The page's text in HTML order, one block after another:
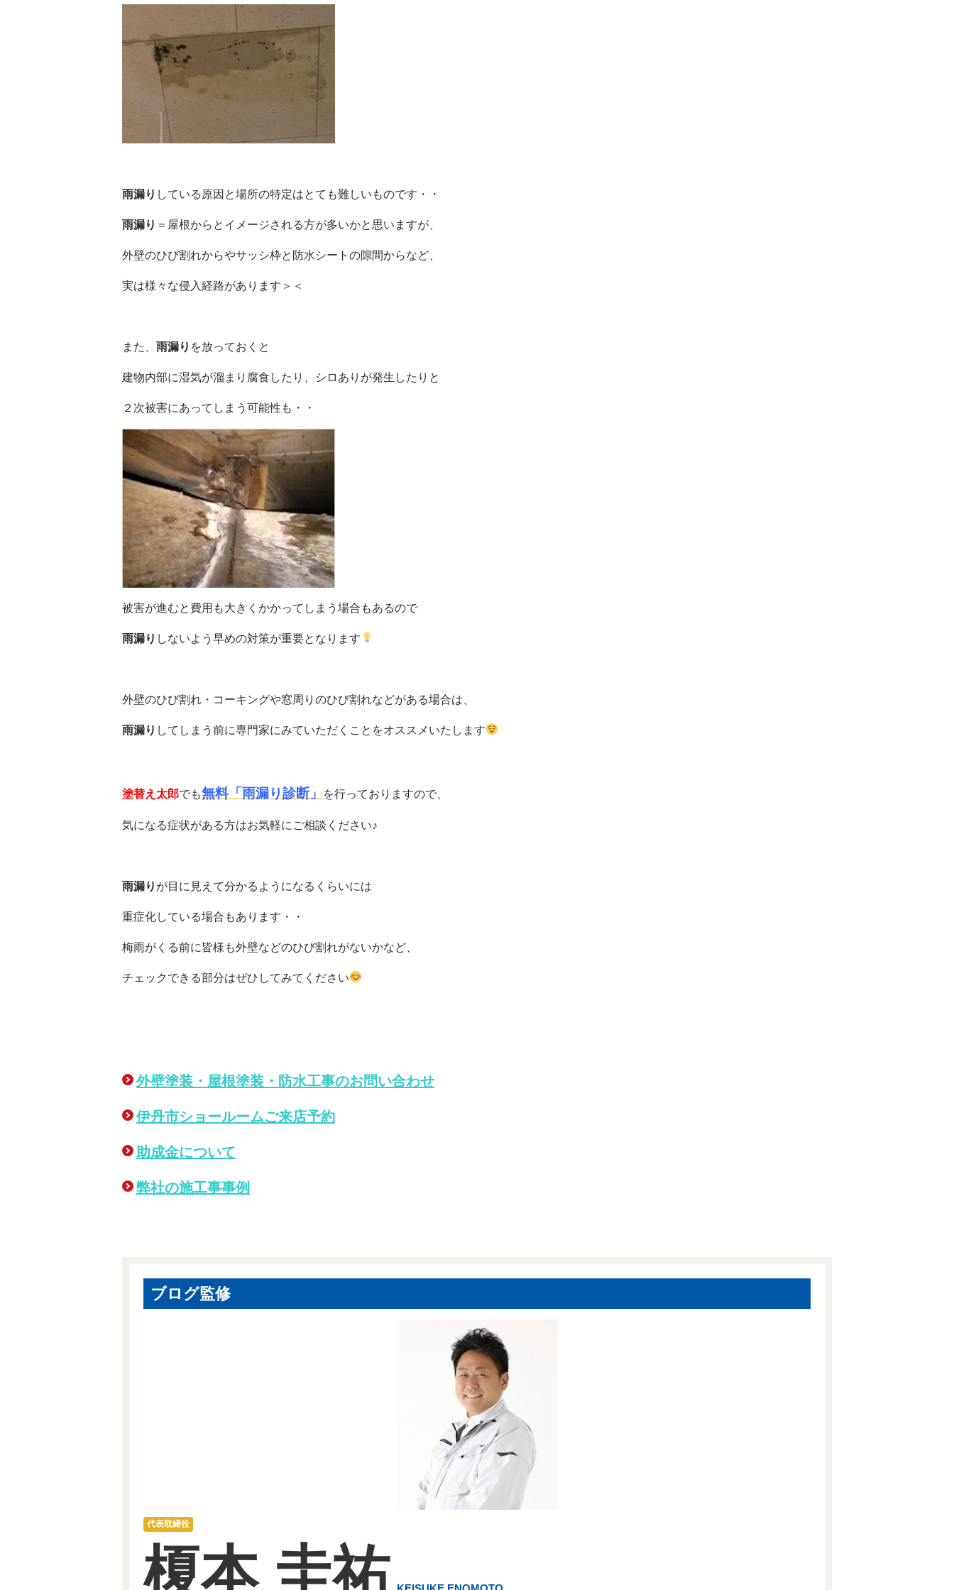
雨漏り している原因と場所の特定はとても難しいものです・・
雨漏り ＝屋根からとイメージされる方が多いかと思いますが、
外壁のひび割れからやサッシ枠と防水シートの隙間からなど、
実は様々な侵入経路があります＞＜
また、 雨漏り を放っておくと
建物内部に湿気が溜まり腐食したり、シロありが発生したりと
２次被害にあってしまう可能性も・・
被害が進むと費用も大きくかかってしまう場合もあるので
雨漏り しないよう早めの対策が重要となります
外壁のひび割れ・コーキングや窓周りのひび割れなどがある場合は、
雨漏り してしまう前に専門家にみていただくことをオススメいたします
塗替え太郎でも無料「雨漏り診断」 を行っておりますので、
気になる症状がある方はお気軽にご相談ください♪
雨漏り が目に見えて分かるようになるくらいには
重症化している場合もあります・・
梅雨がくる前に皆様も外壁などのひび割れがないかなど、
チェックできる部分はぜひしてみてください
外壁塗装・屋根塗装・防水工事のお問い合わせ
伊丹市ショールームご来店予約
助成金について
弊社の施工事事例
ブログ監修
代表取締役
榎本 圭祐